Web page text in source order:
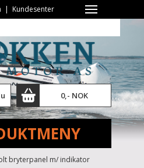
| Kundesenter
0,- NOK
bryterpanel m/ indikator